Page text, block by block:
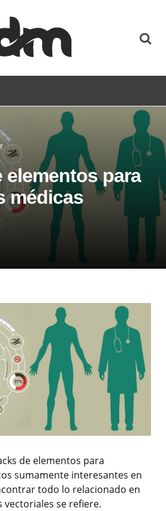
elementos para
médicas
de elementos para
sumamente interesantes en
todo lo relacionado en
vectoriales se refiere.